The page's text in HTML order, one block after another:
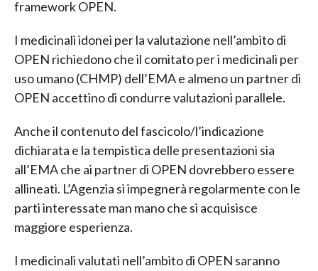
framework OPEN.
I medicinali idonei per la valutazione nell’ambito di
OPEN richiedono che il comitato per i medicinali per
uso umano (CHMP) dell’EMA e almeno un partner di
OPEN accettino di condurre valutazioni parallele.
Anche il contenuto del fascicolo/l’indicazione
dichiarata e la tempistica delle presentazioni sia
all’EMA che ai partner di OPEN dovrebbero essere
allineati. L’Agenzia si impegnerà regolarmente con le
parti interessate man mano che si acquisisce
maggiore esperienza.
I medicinali valutati nell’ambito di OPEN saranno